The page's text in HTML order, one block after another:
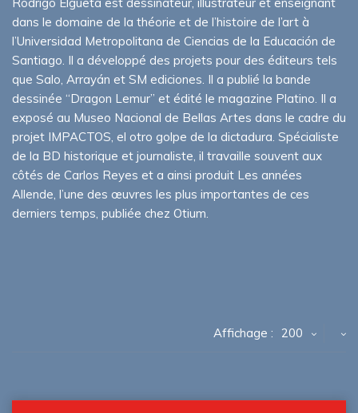
dans le domaine de la théorie et de l’histoire de l’art à
l’Universidad Metropolitana de Ciencias de la Educación de
Santiago. Il a développé des projets pour des éditeurs tels
que Salo, Arrayán et SM ediciones. Il a publié la bande
dessinée “Dragon Lemur” et édité le magazine Platino. Il a
exposé au Museo Nacional de Bellas Artes dans le cadre du
projet IMPACTOS, el otro golpe de la dictadura. Spécialiste
de la BD historique et journaliste, il travaille souvent aux
côtés de Carlos Reyes et a ainsi produit Les années
Allende, l’une des œuvres les plus importantes de ces
derniers temps, publiée chez Otium.
Affichage : 200